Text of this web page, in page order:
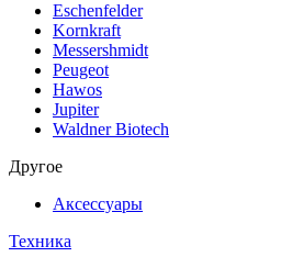
Eschenfelder
Kornkraft
Messershmidt
Peugeot
Hawos
Jupiter
Waldner Biotech
Другое
Аксессуары
Техника